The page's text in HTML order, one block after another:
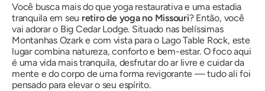
Você busca mais do que yoga restaurativa e uma estadia
tranquila em seu retiro de yoga no Missouri? Então, você
vai adorar o Big Cedar Lodge. Situado nas belíssimas
Montanhas Ozark e com vista para o Lago Table Rock, este
lugar combina natureza, conforto e bem-estar. O foco aqui
é uma vida mais tranquila, desfrutar do ar livre e cuidar da
mente e do corpo de uma forma revigorante — tudo ali foi
pensado para elevar o seu espírito.